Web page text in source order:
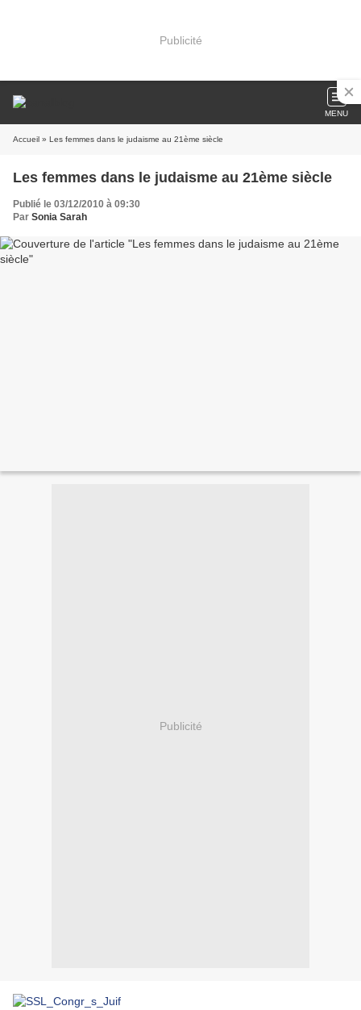
Publicité
MENU
Accueil » Les femmes dans le judaisme au 21ème siècle
Les femmes dans le judaisme au 21ème siècle
Publié le 03/12/2010 à 09:30
Par Sonia Sarah
Publicité